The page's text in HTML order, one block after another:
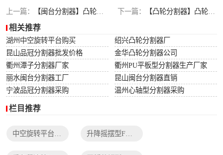
上一篇： 【闽台分割器】凸轮分割器部件安装时的注意事项 下一篇： 【凸轮分割器】凸轮分割器凸轮轴如何进行日常的检修
相关推荐
湖州中空旋转平台购买
绍兴凸轮分割器厂
昆山品冠分割器批发价格
金华凸轮分割器公司
衢州潭子分割器厂家
衢州PU平板型分割器生产厂家
丽水闽台分割器工厂
昆山闽台分割器直销
宁波品冠分割器采购
温州心轴型分割器采购
栏目推荐
升降摇摆型FH系列
法兰凸缘型DF系
列